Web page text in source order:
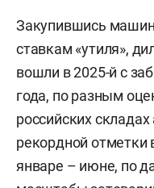
Закупившись
ставкам «утиля»,
вошли в 2025-й с
года, по разным
российских
рекордной отметки
январе – июне, по